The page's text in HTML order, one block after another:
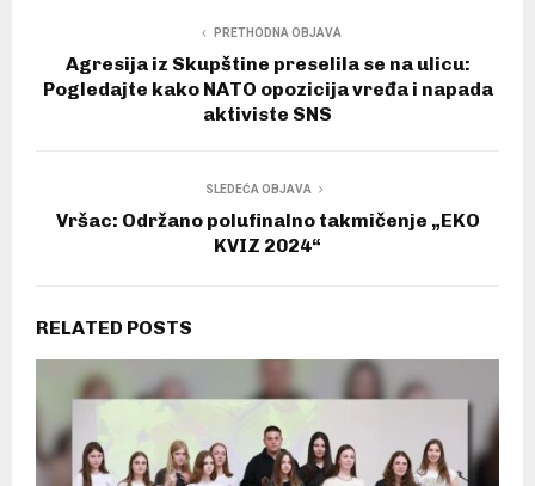
PRETHODNA OBJAVA
Agresija iz Skupštine preselila se na ulicu:
Pogledajte kako NATO opozicija vređa i napada
aktiviste SNS
SLEDEĆA OBJAVA
Vršac: Održano polufinalno takmičenje „EKO
KVIZ 2024“
RELATED POSTS